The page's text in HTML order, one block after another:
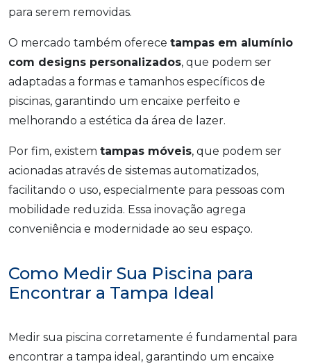
para serem removidas.
O mercado também oferece tampas em alumínio
com designs personalizados, que podem ser
adaptadas a formas e tamanhos específicos de
piscinas, garantindo um encaixe perfeito e
melhorando a estética da área de lazer.
Por fim, existem tampas móveis, que podem ser
acionadas através de sistemas automatizados,
facilitando o uso, especialmente para pessoas com
mobilidade reduzida. Essa inovação agrega
conveniência e modernidade ao seu espaço.
Como Medir Sua Piscina para
Encontrar a Tampa Ideal
Medir sua piscina corretamente é fundamental para
encontrar a tampa ideal, garantindo um encaixe